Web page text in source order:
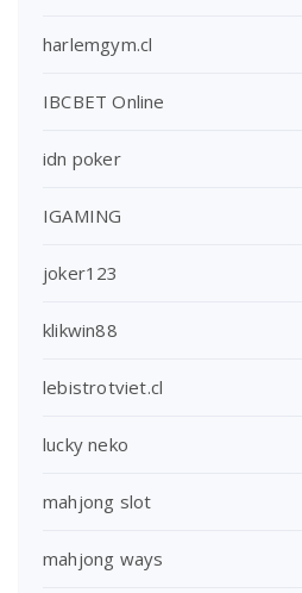
harlemgym.cl
IBCBET Online
idn poker
IGAMING
joker123
klikwin88
lebistrotviet.cl
lucky neko
mahjong slot
mahjong ways